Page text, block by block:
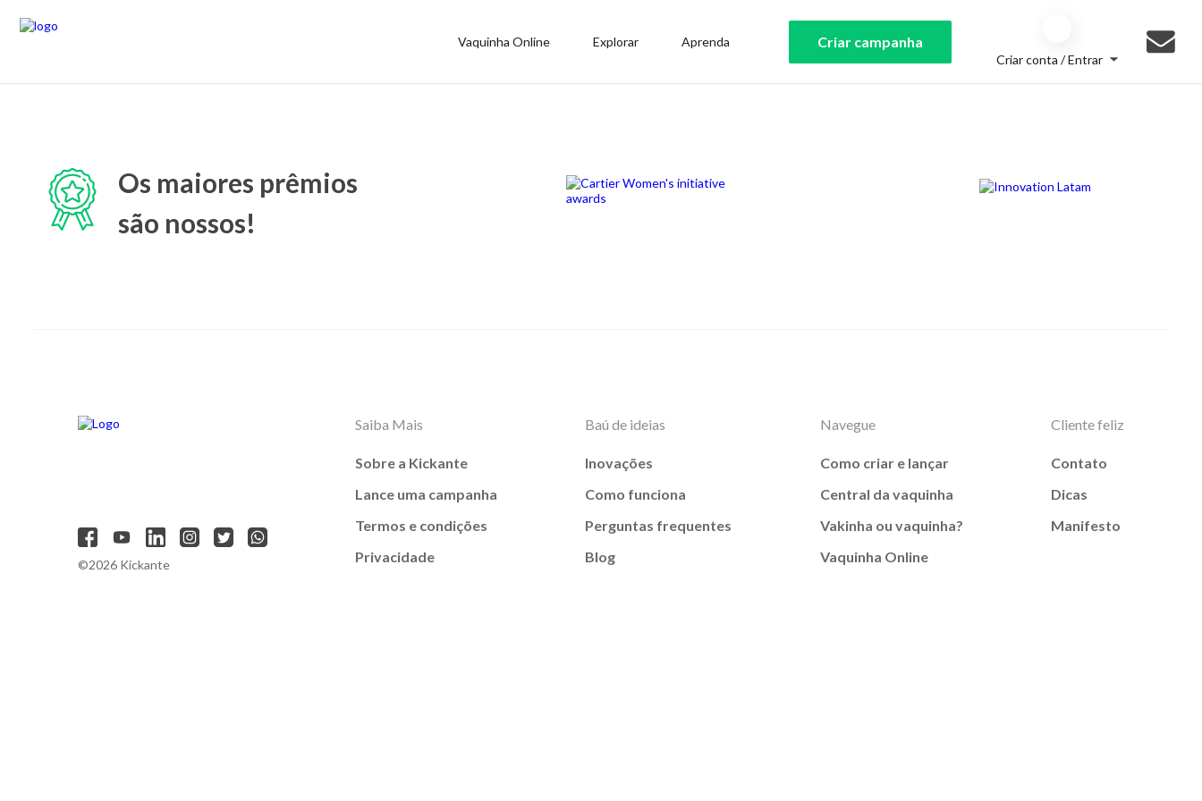
Vaquinha Online Explorar Aprenda Criar campanha
Criar conta / Entrar
Os maiores prêmios
são nossos!
©2026 Kickante
Saiba Mais
Sobre a Kickante
Lance uma campanha
Termos e condições
Privacidade
Baú de ideias
Inovações
Como funciona
Perguntas frequentes
Blog
Navegue
Como criar e lançar
Central da vaquinha
Vakinha ou vaquinha?
Vaquinha Online
Cliente feliz
Contato
Dicas
Manifesto